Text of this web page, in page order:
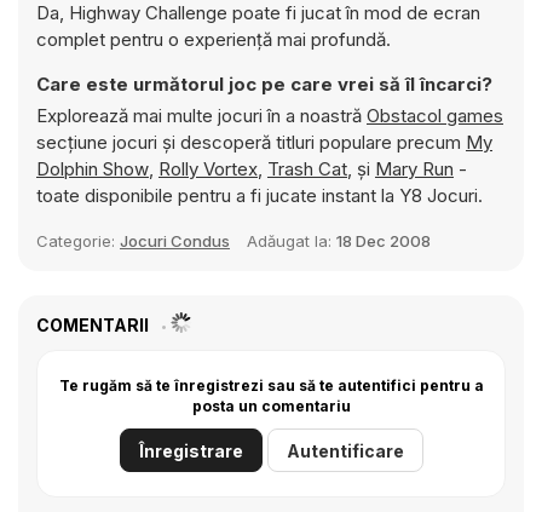
Da, Highway Challenge poate fi jucat în mod de ecran
complet pentru o experiență mai profundă.
Care este următorul joc pe care vrei să îl încarci?
Explorează mai multe jocuri în a noastră Obstacol games
secțiune jocuri și descoperă titluri populare precum My
Dolphin Show, Rolly Vortex, Trash Cat, și Mary Run -
toate disponibile pentru a fi jucate instant la Y8 Jocuri.
Categorie: Jocuri Condus Adăugat la: 18 Dec 2008
COMENTARII
Te rugăm să te înregistrezi sau să te autentifici pentru a
posta un comentariu
Înregistrare Autentificare